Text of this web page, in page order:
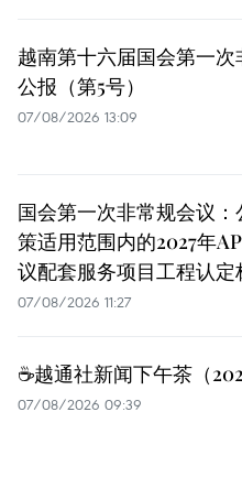
越南第十六届国会第一次
公报（第5号）
07/08/2026 13:09
国会第一次非常规会议：
策适用范围内的2027年
议配套服务项目工程认定
07/08/2026 11:27
☕️越通社新闻下午茶（
07/08/2026 09:39